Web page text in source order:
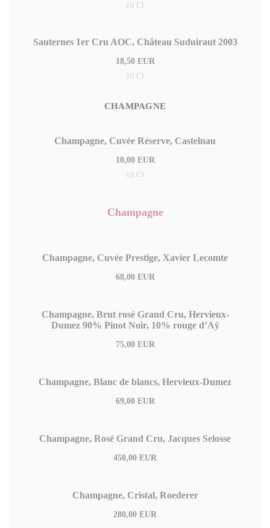
10 Cl
Sauternes 1er Cru AOC, Château Suduiraut 2003
18,50 EUR
10 Cl
CHAMPAGNE
Champagne, Cuvée Réserve, Castelnau
10,00 EUR
10 Cl
Champagne
Champagne, Cuvée Prestige, Xavier Lecomte
68,00 EUR
Champagne, Brut rosé Grand Cru, Hervieux-
Dumez 90% Pinot Noir, 10% rouge d’Aÿ
75,00 EUR
Champagne, Blanc de blancs, Hervieux-Dumez
69,00 EUR
Champagne, Rosé Grand Cru, Jacques Selosse
450,00 EUR
Champagne, Cristal, Roederer
280,00 EUR